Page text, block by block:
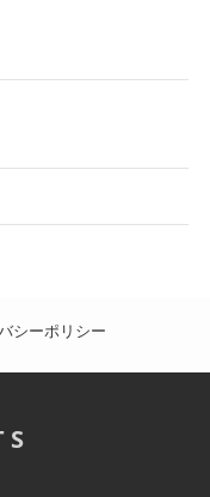
シーポリシー